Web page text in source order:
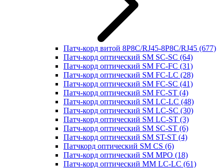
Патч-корд витой 8P8C/RJ45-8P8C/RJ45 (677)
Патч-корд оптический SM SC-SC (64)
Патч-корд оптический SM FC-FC (31)
Патч-корд оптический SM FC-LC (28)
Патч-корд оптический SM FC-SC (41)
Патч-корд оптический SM FC-ST (4)
Патч-корд оптический SM LC-LC (48)
Патч-корд оптический SM LC-SC (30)
Патч-корд оптический SM LC-ST (3)
Патч-корд оптический SM SC-ST (6)
Патч-корд оптический SM ST-ST (4)
Патчкорд оптический SM CS (6)
Патч-корд оптический SM MPO (18)
Патч-корд оптический MM LC-LC (61)